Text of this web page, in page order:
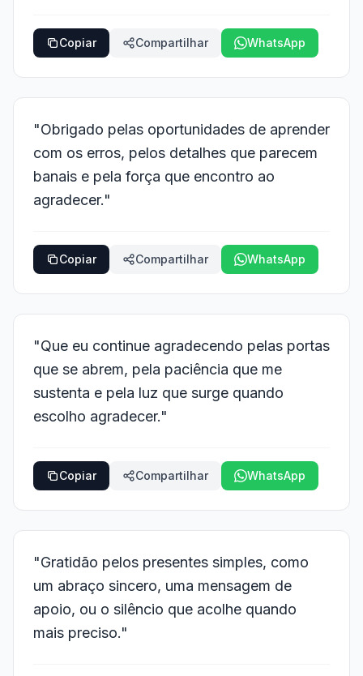
Copiar Compartilhar WhatsApp
"Obrigado pelas oportunidades de aprender
com os erros, pelos detalhes que parecem
banais e pela força que encontro ao
agradecer."
Copiar Compartilhar WhatsApp
"Que eu continue agradecendo pelas portas
que se abrem, pela paciência que me
sustenta e pela luz que surge quando
escolho agradecer."
Copiar Compartilhar WhatsApp
"Gratidão pelos presentes simples, como
um abraço sincero, uma mensagem de
apoio, ou o silêncio que acolhe quando
mais preciso."